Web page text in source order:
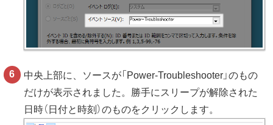
中央上部に、ソースが「Power-Troubleshooter」のもの
だけが表示されました。勝手にスリープが解除された
日時（日付と時刻）のものをクリックします。